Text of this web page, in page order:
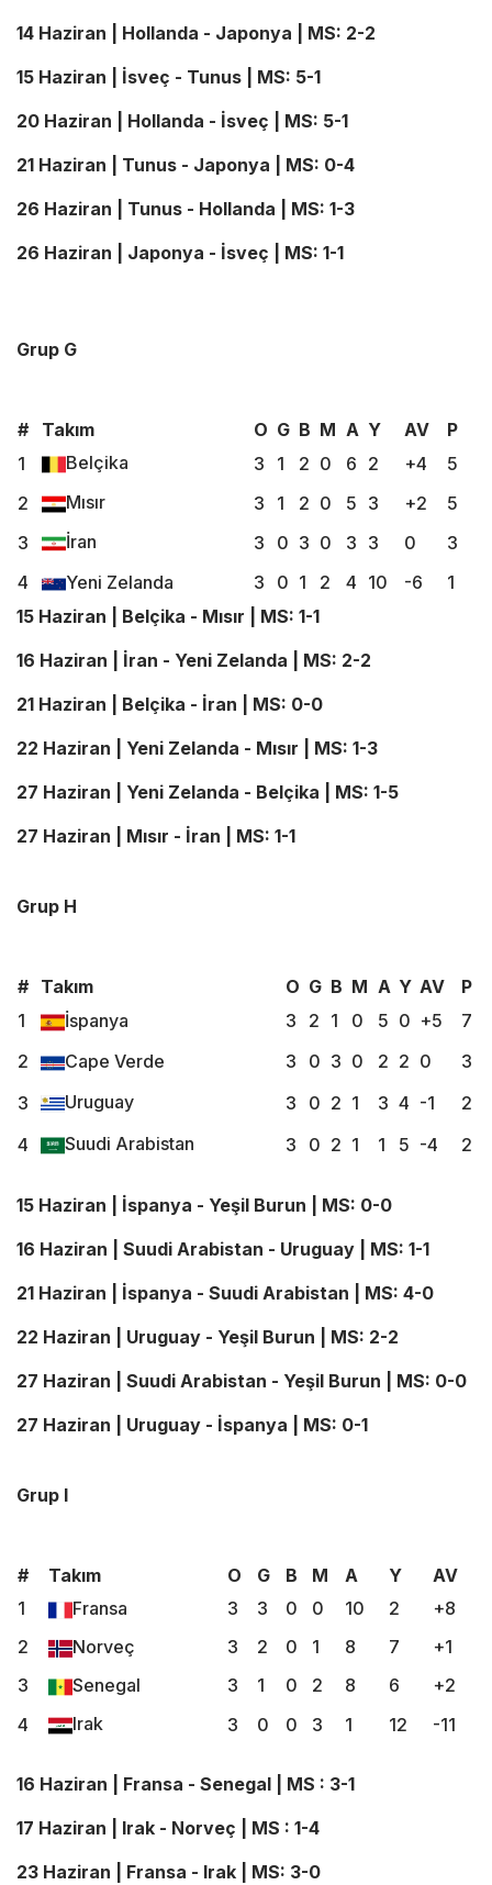
14 Haziran | Hollanda - Japonya | MS: 2-2
15 Haziran | İsveç - Tunus | MS: 5-1
20 Haziran | Hollanda - İsveç | MS: 5-1
21 Haziran | Tunus - Japonya | MS: 0-4
26 Haziran | Tunus - Hollanda | MS: 1-3
26 Haziran | Japonya - İsveç | MS: 1-1
Grup G
# Takım O G B M A Y AV
P
1
Belçika 3 1 2 0 6 2 +4
5
2
Mısır 3 1 2 0 5 3 +2
5
3
İran 3 0 3 0 3 3 0
3
4
Yeni Zelanda 3 0 1 2 4 10 -6
1
15 Haziran | Belçika - Mısır | MS: 1-1
16 Haziran | İran - Yeni Zelanda | MS: 2-2
21 Haziran | Belçika - İran | MS: 0-0
22 Haziran | Yeni Zelanda - Mısır | MS: 1-3
27 Haziran | Yeni Zelanda - Belçika | MS: 1-5
27 Haziran | Mısır - İran | MS: 1-1
Grup H
# Takım O G B M A Y AV
P
1
İspanya 3 2 1 0 5 0 +5
7
2
Cape Verde 3 0 3 0 2 2 0
3
3
Uruguay 3 0 2 1 3 4 -1
2
4
Suudi Arabistan 3 0 2 1 1 5 -4 2
15 Haziran | İspanya - Yeşil Burun | MS: 0-0
16 Haziran | Suudi Arabistan - Uruguay | MS: 1-1
21 Haziran | İspanya - Suudi Arabistan | MS: 4-0
22 Haziran | Uruguay - Yeşil Burun | MS: 2-2
27 Haziran | Suudi Arabistan - Yeşil Burun | MS: 0-0
27 Haziran | Uruguay - İspanya | MS: 0-1
Grup I
# Takım O G B M A Y
AV
1
Fransa 3 3 0 0 10 2
+8
2
Norveç 3 2 0 1 8 7
+1
3
Senegal 3 1 0 2 8 6
+2
4
Irak 3 0 0 3 1 12 -11
16 Haziran | Fransa - Senegal | MS : 3-1
17 Haziran | Irak - Norveç | MS : 1-4
23 Haziran | Fransa - Irak | MS: 3-0